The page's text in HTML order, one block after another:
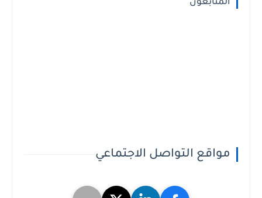
المتابعون
مواقع التواصل الاجتماعي